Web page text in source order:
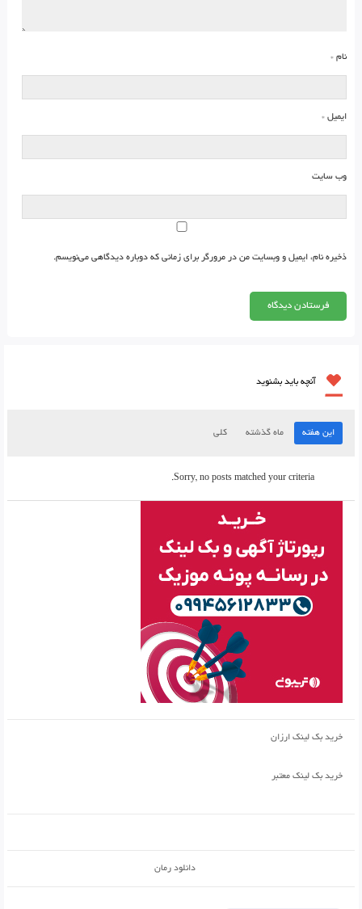
نام *
ایمیل *
وب‌ سایت
ذخیره نام، ایمیل و وبسایت من در مرورگر برای زمانی که دوباره دیدگاهی می‌نویسم.
آنچه باید بشنوید
این هفته ماه گذشته کلی
Sorry, no posts matched your criteria.
خرید بک لینک ارزان
خرید بک لینک معتبر
دانلود رمان